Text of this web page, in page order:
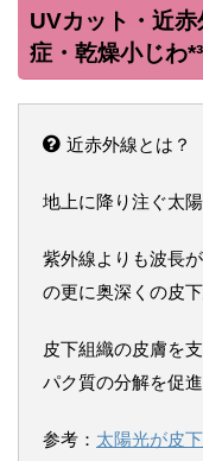
UVカット・近赤
症・乾燥小じわ
近赤外線とは？
地上に降り注ぐ太陽
紫外線よりも波長
の更に奥深くの皮
皮下組織の皮膚を
パク質の分解を促進
参考： 太陽光が皮